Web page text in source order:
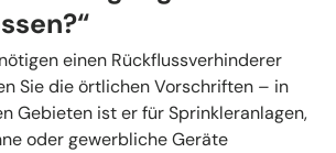
einen Rückflussverhinderer
Sie die örtlichen Vorschriften – in
Gebieten ist er für Sprinkleranlagen,
oder gewerbliche Geräte